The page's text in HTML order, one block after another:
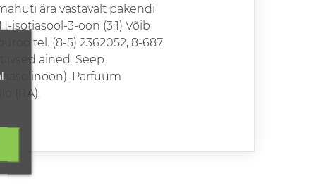
ära vastavalt pakendi
3-oon (3:1) Võib
tel. (8-5) 2362052, 8-687
ained. Seep.
Parfüüm
(RA).